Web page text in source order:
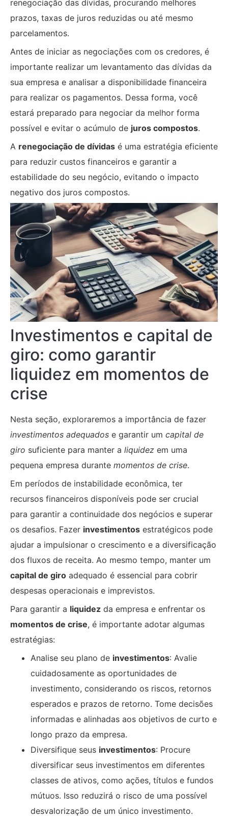
renegociação das dívidas, procurando melhores
prazos, taxas de juros reduzidas ou até mesmo
parcelamentos.
Antes de iniciar as negociações com os credores, é
importante realizar um levantamento das dívidas da
sua empresa e analisar a disponibilidade financeira
para realizar os pagamentos. Dessa forma, você
estará preparado para negociar da melhor forma
possível e evitar o acúmulo de juros compostos.
A renegociação de dívidas é uma estratégia eficiente
para reduzir custos financeiros e garantir a
estabilidade do seu negócio, evitando o impacto
negativo dos juros compostos.
Investimentos e capital de
giro: como garantir
liquidez em momentos de
crise
Nesta seção, exploraremos a importância de fazer
investimentos adequados e garantir um capital de
giro suficiente para manter a liquidez em uma
pequena empresa durante momentos de crise.
Em períodos de instabilidade econômica, ter
recursos financeiros disponíveis pode ser crucial
para garantir a continuidade dos negócios e superar
os desafios. Fazer investimentos estratégicos pode
ajudar a impulsionar o crescimento e a diversificação
dos fluxos de receita. Ao mesmo tempo, manter um
capital de giro adequado é essencial para cobrir
despesas operacionais e imprevistos.
Para garantir a liquidez da empresa e enfrentar os
momentos de crise, é importante adotar algumas
estratégias:
Analise seu plano de investimentos: Avalie
cuidadosamente as oportunidades de
investimento, considerando os riscos, retornos
esperados e prazos de retorno. Tome decisões
informadas e alinhadas aos objetivos de curto e
longo prazo da empresa.
Diversifique seus investimentos: Procure
diversificar seus investimentos em diferentes
classes de ativos, como ações, títulos e fundos
mútuos. Isso reduzirá o risco de uma possível
desvalorização de um único investimento.